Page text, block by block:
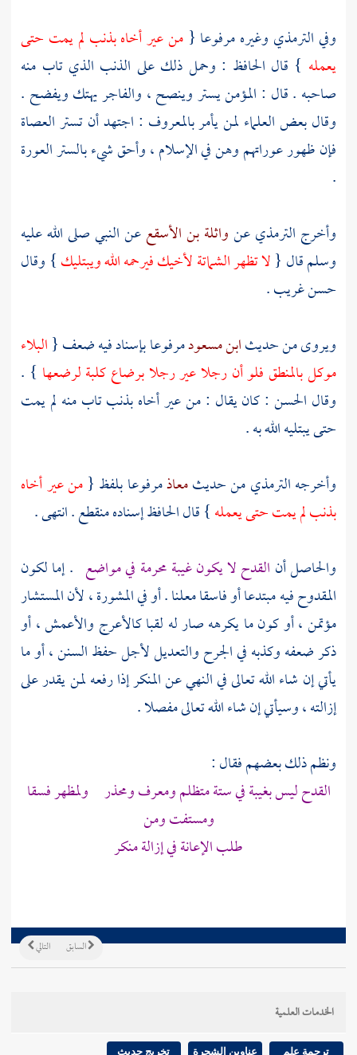
وفيالترمذي وغيره مرفوعا {من عير أخاه بذنب لم يمت حتى
يعمله } قال الحافظ : وحمل ذلك على الذنب الذي تاب منه
صاحبه . قال : المؤمن يستر وينصح ، والفاجر يهتك ويفضح .
وقال بعض العلماء لمن يأمر بالمعروف : اجتهد أن تستر العصاة
فإن ظهور عوراتهم وهن في الإسلام ، وأحق شيء بالستر العورة
.
وأخرج الترمذيعنواثلة بن الأسقععن النبي صلى الله عليه
وسلم قال {لا تظهر الشماتة لأخيك فيرحمه الله ويبتليك} وقال
حسن غريب .
ويروى من حديثابن مسعودمرفوعا بإسناد فيه ضعف {البلاء
موكل بالمنطق فلو أن رجلا عير رجلا برضاع كلبة لرضعها } .
وقال الحسن : كان يقال : من عير أخاه بذنب تاب منه لم يمت
حتى يبتليه الله به .
وأخرجهالترمذيمن حديثمعاذمرفوعا بلفظ {من عير أخاه
بذنب لم يمت حتى يعمله} قالالحافظإسناده منقطع . انتهى .
والحاصل أن القدح لا يكون غيبة محرمة في مواضع . إما لكون
المقدوح فيه مبتدعا أو فاسقا معلنا . أو في المشورة ، لأن المستشار
مؤتمن ، أو كون ما يكرهه صار له لقبا كالأعرج والأعمش ، أو
ذكر ضعفه وكذبه في الجرح والتعديل لأجل حفظ السنن ، أو ما
يأتي إن شاء الله تعالى في النهي عن المنكر إذا رفعه لمن يقدر على
إزالته ، وسيأتي إن شاء الله تعالى مفصلا .
ونظم ذلك بعضهم فقال :
القدح ليس بغيبة في ستة متظلم ومعرف ومحذر ولمظهر فسقا
ومستفت ومن
طلب الإعانة في إزالة منكر
التالي السابق
الخدمات العلمية
ترجمة علم عناوين الشجرة تخريج حديث